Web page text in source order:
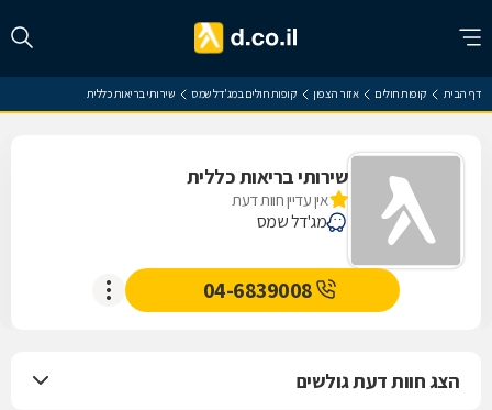
דף הבית קופות חולים אזור הצפון קופות חולים במג'דל שמס שירותי בריאות כללית
שירותי בריאות כללית
אין עדיין חוות דעת
מג'דל שמס
04-6839008
הצג חוות דעת גולשים